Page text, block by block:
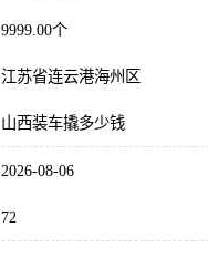
9999.00个
江苏省连云港海州区
山西装车撬多少钱
2026-08-06
72